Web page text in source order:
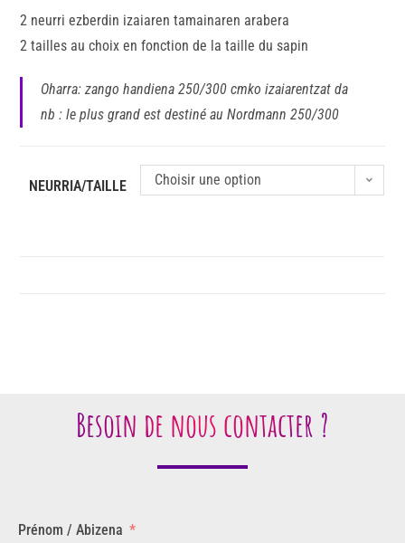
2 neurri ezberdin izaiaren tamainaren arabera
2 tailles au choix en fonction de la taille du sapin
Oharra: zango handiena 250/300 cmko izaiarentzat da
nb : le plus grand est destiné au Nordmann 250/300
NEURRIA/TAILLE Choisir une option
Besoin de nous contacter ?
Prénom / Abizena